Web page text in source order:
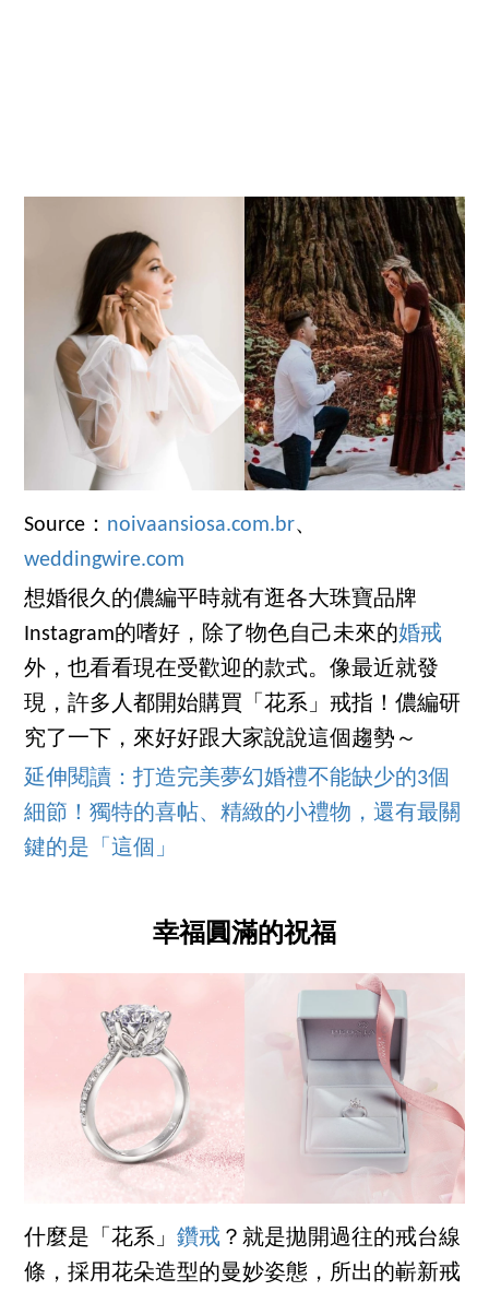
Source： noivaansiosa.com.br、
weddingwire.com
想婚很久的儂編平時就有逛各大珠寶品牌
Instagram的嗜好，除了物色自己未來的婚戒
外，也看看現在受歡迎的款式。像最近就發
現，許多人都開始購買「花系」戒指！儂編研
究了一下，來好好跟大家說說這個趨勢～
延伸閱讀：打造完美夢幻婚禮不能缺少的3個
細節！獨特的喜帖、精緻的小禮物，還有最關
鍵的是「這個」
幸福圓滿的祝福
什麼是「花系」鑽戒 ？就是拋開過往的戒台線
條，採用花朵造型的曼妙姿態，所出的嶄新戒